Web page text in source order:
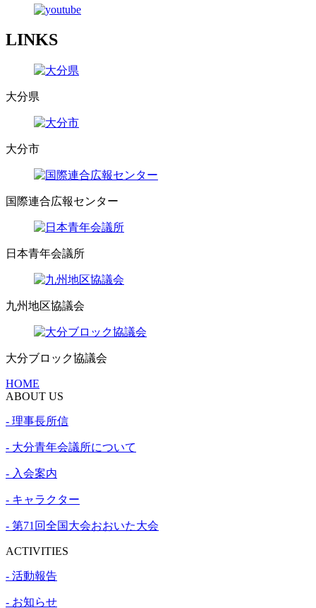
LINKS
大分県
大分市
国際連合広報センター
日本青年会議所
九州地区協議会
大分ブロック協議会
HOME
ABOUT US
- 理事長所信
- 大分青年会議所について
- 入会案内
- キャラクター
- 第71回全国大会おおいた大会
ACTIVITIES
- 活動報告
- お知らせ